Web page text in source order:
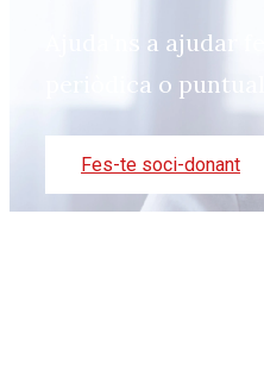
Ajuda'ns a ajudar
periòdica o
Fes-te soci-donant